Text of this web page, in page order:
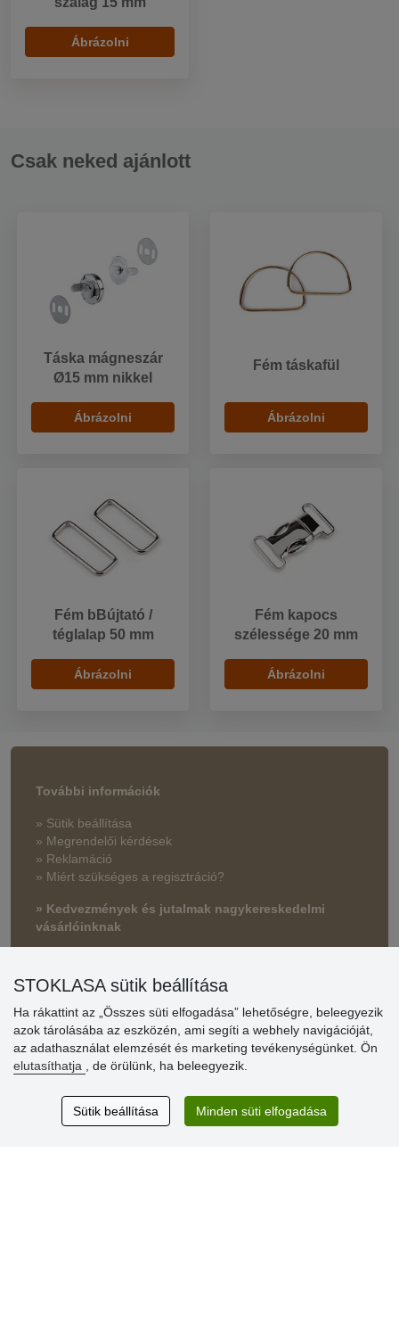
Ábrázolni
Csak neked ajánlott
Táska mágneszár
Ø15 mm nikkel
Ábrázolni
Fém táskafül
Ábrázolni
Fém bBújtató /
téglalap 50 mm
Ábrázolni
Fém kapocs
szélessége 20 mm
Ábrázolni
További információk
» Sütik beállítása
» Megrendelői kérdések
» Reklamáció
» Miért szükséges a regisztráció?
» Kedvezmények és jutalmak nagykereskedelmi
vásárlóinknak
Vásárlók
értékelése
Excellent service
Thank you.
STOKLASA sütik beállítása
Ha rákattint az „Összes süti elfogadása” lehetőségre, beleegyezik
azok tárolásába az eszközén, ami segíti a webhely navigációját,
az adathasználat elemzését és marketing tevékenységünket. Ön
elutasíthatja
, de örülünk, ha beleegyezik.
Sütik beállítása Minden süti elfogadása